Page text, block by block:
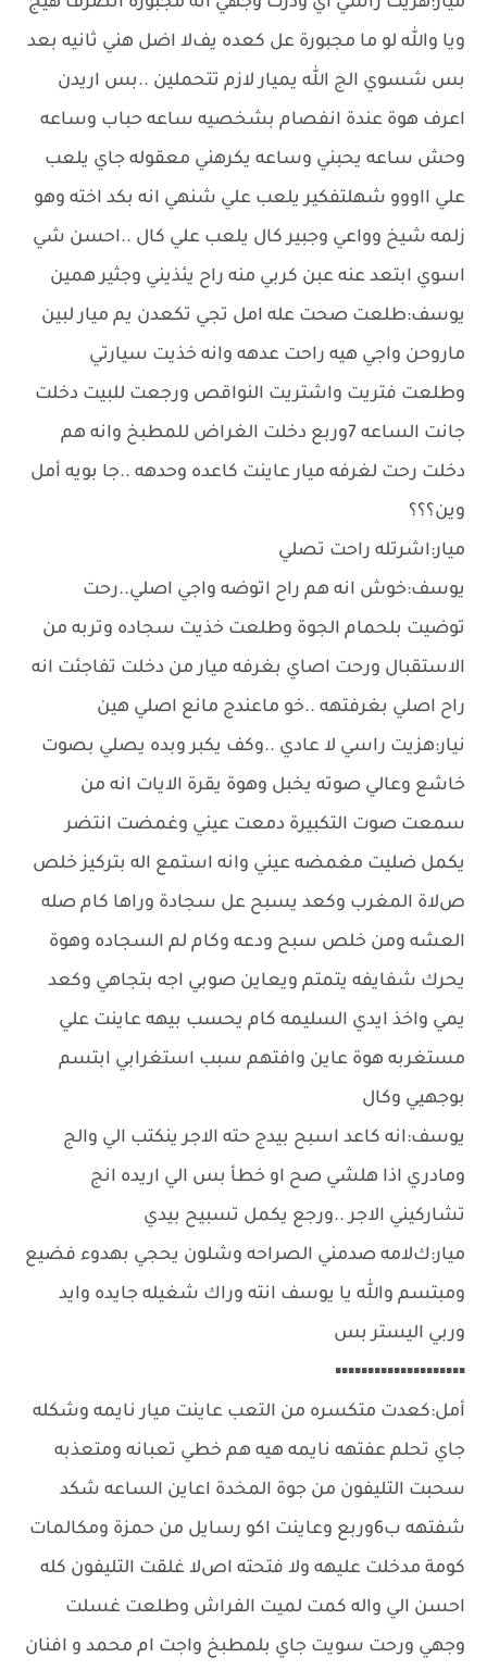
ويا والله لو ما مجبورة عل كعده يفﻻ اضل هني ثانيه بعد
بس شسوي الج الله يميار ﻻزم تتحملين ..بس اريدن
اعرف هوة عندة انفصام بشخصيه ساعه حباب وساعه
وحش ساعه يحبني وساعه يكرهني معقوله جاي يلعب
علي ااووو شهلتفكير يلعب علي شنهي انه بكد اخته وهو
زلمه شيخ وواعي وجبير كال يلعب علي كال ..احسن شي
اسوي ابتعد عنه عبن كربي منه راح يئذيني وجثير همين
يوسف:طلعت صحت عله امل تجي تكعدن يم ميار لبين
ماروحن واجي هيه راحت عدهه وانه خذيت سيارتي
وطلعت فتريت واشتريت النواقص ورجعت للبيت دخلت
جانت الساعه 7وربع دخلت الغراض للمطبخ وانه هم
دخلت رحت لغرفه ميار عاينت كاعده وحدهه ..جا بويه أمل
وين؟؟؟
ميار:اشرتله راحت تصلي
يوسف:خوش انه هم راح اتوضه واجي اصلي..رحت
توضيت بلحمام الجوة وطلعت خذيت سجاده وتربه من
الاستقبال ورحت اصاي بغرفه ميار من دخلت تفاجئت انه
راح اصلي بغرفتهه ..خو ماعندج مانع اصلي هين
نيار:هزيت راسي ﻻ عادي ..وكف يكبر وبده يصلي بصوت
خاشع وعالي صوته يخبل وهوة يقرة الايات انه من
سمعت صوت التكبيرة دمعت عيني وغمضت انتضر
يكمل ضليت مغمضه عيني وانه استمع اله بتركيز خلص
صﻻة المغرب وكعد يسبح عل سجادة وراها كام صله
العشه ومن خلص سبح ودعه وكام لم السجاده وهوة
يحرك شفايفه يتمتم ويعاين صوبي اجه بتجاهي وكعد
يمي واخذ ايدي السليمه كام يحسب بيهه عاينت علي
مستغربه هوة عاين وافتهم سبب استغرابي ابتسم
بوجهيي وكال
يوسف:انه كاعد اسبح بيدج حته الاجر ينكتب الي والج
ومادري اذا هلشي صح او خطأ بس الي اريده انج
تشاركيني الاجر ..ورجع يكمل تسبيح بيدي
ميار:كﻻمه صدمني الصراحه وشلون يحجي بهدوء فضيع
ومبتسم والله يا يوسف انته وراك شغيله جايده وايد
وربي اليستر بس
▪▪▪▪▪▪▪▪▪▪▪▪▪▪▪▪▪▪▪▪
أمل:كعدت متكسره من التعب عاينت ميار نايمه وشكله
جاي تحلم عفتهه نايمه هيه هم خطي تعبانه ومتعذبه
سحبت التليفون من جوة المخدة اعاين الساعه شكد
شفتهه ب6وربع وعاينت اكو رسايل من حمزة ومكالمات
كومة مدخلت عليهه وﻻ فتحته اصﻻ غلقت التليفون كله
احسن الي واله كمت لميت الفراش وطلعت غسلت
وجهي ورحت سويت جاي بلمطبخ واجت ام محمد و افنان